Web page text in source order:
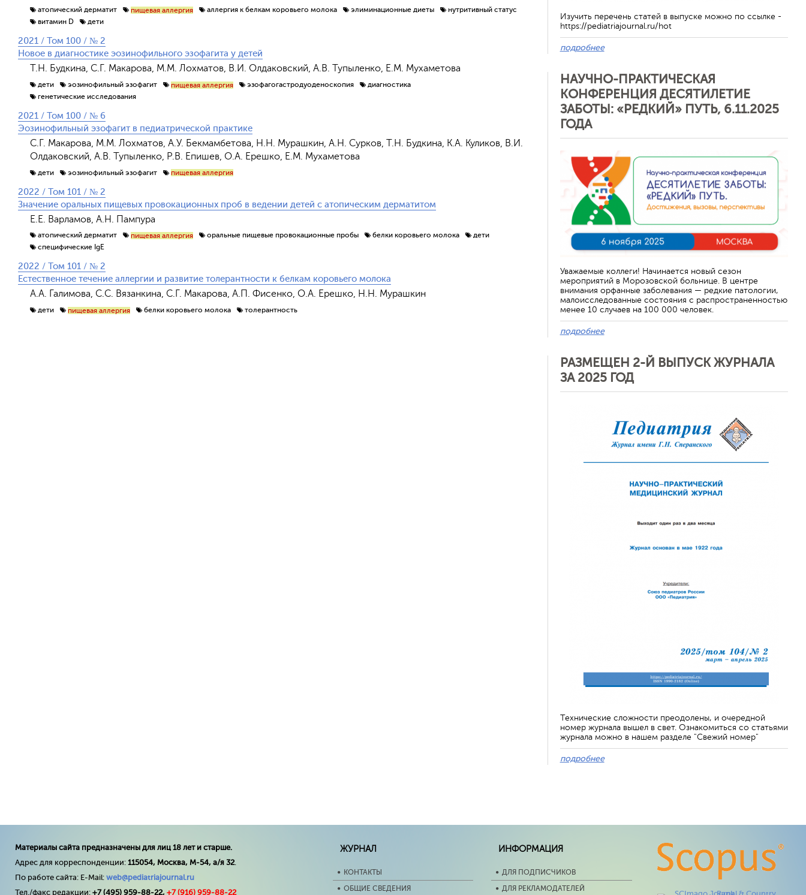
атопический дерматит пищевая аллергия аллергия к белкам коровьего молока элиминационные диеты
нутритивный статус
витамин D
дети
2021 / Том 100 / № 2
Новое в диагностике эозинофильного эзофагита у детей
Т.Н. Будкина, С.Г. Макарова, М.М. Лохматов, В.И. Олдаковский, А.В. Тупыленко, Е.М. Мухаметова
дети эозинофильный эзофагит пищевая аллергия эзофагогастродуоденоскопия
диагностика
генетические исследования
2021 / Том 100 / № 6
Эозинофильный эзофагит в педиатрической практике
С.Г. Макарова, М.М. Лохматов, А.У. Бекмамбетова, Н.Н. Мурашкин, А.Н. Сурков, Т.Н. Будкина, К.А. Куликов, В.И.
Олдаковский, А.В. Тупыленко, Р.В. Епишев, О.А. Ерешко, Е.М. Мухаметова
дети эозинофильный эзофагит пищевая аллергия
2022 / Том 101 / № 2
Значение оральных пищевых провокационных проб в ведении детей с атопическим дерматитом
Е.Е. Варламов, А.Н. Пампура
атопический дерматит пищевая аллергия оральные пищевые провокационные пробы белки коровьего молока
дети
специфические IgE
2022 / Том 101 / № 2
Естественное течение аллергии и развитие толерантности к белкам коровьего молока
А.А. Галимова, С.С. Вязанкина, С.Г. Макарова, А.П. Фисенко, О.А. Ерешко, Н.Н. Мурашкин
дети пищевая аллергия белки коровьего молока толерантность
Изучить перечень статей в выпуске можно по ссылке -
https://pediatriajournal.ru/hot
подробнее
НАУЧНО-ПРАКТИЧЕСКАЯ
КОНФЕРЕНЦИЯ ДЕСЯТИЛЕТИЕ
ЗАБОТЫ: «РЕДКИЙ» ПУТЬ, 6.11.2025
ГОДА
Уважаемые коллеги! Начинается новый сезон
мероприятий в Морозовской больнице. В центре
внимания орфанные заболевания — редкие патологии,
малоисследованные состояния с распространенностью
менее 10 случаев на 100 000 человек.
подробнее
РАЗМЕЩЕН 2-Й ВЫПУСК ЖУРНАЛА
ЗА 2025 ГОД
Технические сложности преодолены, и очередной
номер журнала вышел в свет. Ознакомиться со статьями
журнала можно в нашем разделе "Свежий номер"
подробнее
Материалы сайта предназначены для лиц 18 лет и старше.
Адрес для корреспонденции: 115054, Москва, М-54, а/я 32.
По работе сайта: E-Mail: web@pediatriajournal.ru
Тел./факс редакции: +7 (495) 959-88-22, +7 (916) 959-88-22
ЖУРНАЛ
КОНТАКТЫ
ОБЩИЕ СВЕДЕНИЯ
ИНФОРМАЦИЯ
ДЛЯ ПОДПИСЧИКОВ
ДЛЯ РЕКЛАМОДАТЕЛЕЙ
Отменить